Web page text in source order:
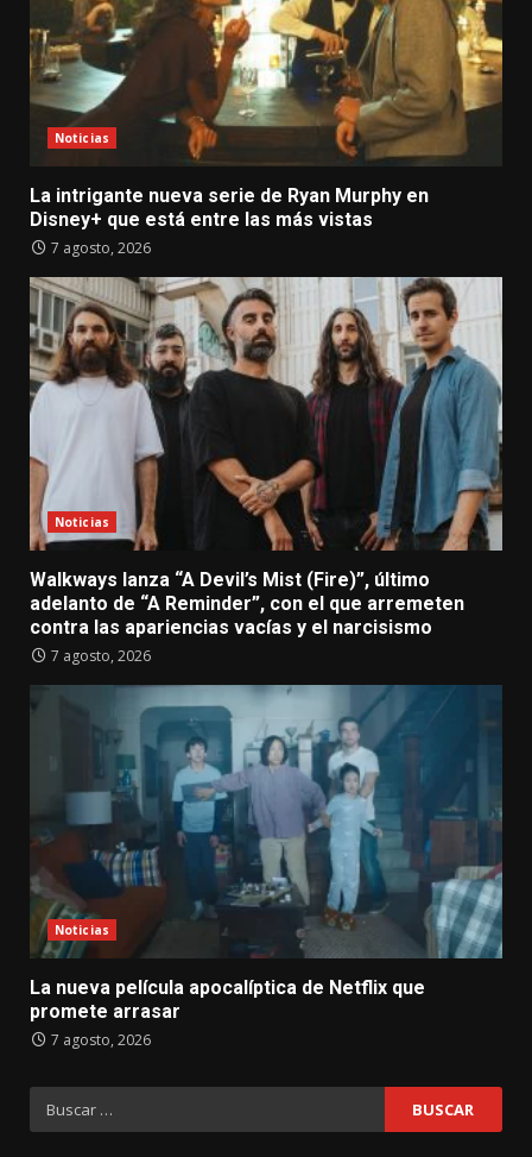
Noticias
La intrigante nueva serie de Ryan Murphy en
Disney+ que está entre las más vistas
7 agosto, 2026
Noticias
Walkways lanza “A Devil’s Mist (Fire)”, último
adelanto de “A Reminder”, con el que arremeten
contra las apariencias vacías y el narcisismo
7 agosto, 2026
Noticias
La nueva película apocalíptica de Netflix que
promete arrasar
7 agosto, 2026
Buscar: